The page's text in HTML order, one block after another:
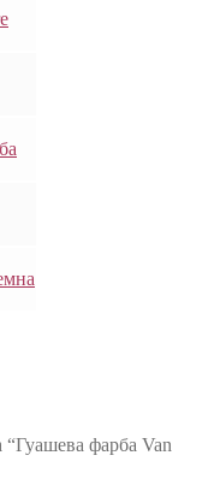
фарба Van